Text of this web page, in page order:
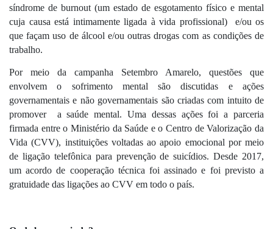
síndrome de burnout (um estado de esgotamento físico e mental
cuja causa está intimamente ligada à vida profissional)  e/ou os
que façam uso de álcool e/ou outras drogas com as condições de
trabalho.
Por meio da campanha Setembro Amarelo, questões que
envolvem o sofrimento mental são discutidas e ações
governamentais e não governamentais são criadas com intuito de
promover  a saúde mental. Uma dessas ações foi a parceria
firmada entre o Ministério da Saúde e o Centro de Valorização da
Vida (CVV), instituições voltadas ao apoio emocional por meio
de ligação telefônica para prevenção de suicídios. Desde 2017,
um acordo de cooperação técnica foi assinado e foi previsto a
gratuidade das ligações ao CVV em todo o país.